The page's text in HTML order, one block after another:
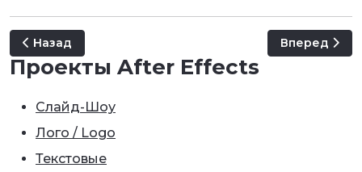
Предыдущий: Cinematic Trailer
Назад Следующий:
Вперед
Проекты After Effects
Слайд-Шоу
Лого / Logo
Текстовые